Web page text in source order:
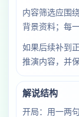
内容筛选应围
背景资料；每
如果后续补到
推演内容，并
解说结构
开局：用一两